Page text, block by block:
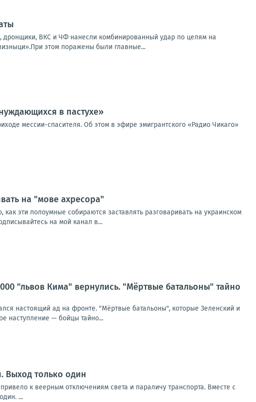
дронщики, ВКС и ЧФ нанесли комбинированный удар по целям на
этом поражены были главные...
в пастухе»
мессии-спасителя. Об этом в эфире эмигрантского «Радио Чикаго»
на "мове ахресора"
эти полоумные собираются заставлять разговаривать на украинском
на мой канал в...
"львов Кима" вернулись. "Мёртвые батальоны" тайно
настоящий ад на фронте. "Мёртвые батальоны", которые Зеленский и
наступление — бойцы тайно...
Выход только один
к веерным отключениям света и параличу транспорта. Вместе с
...